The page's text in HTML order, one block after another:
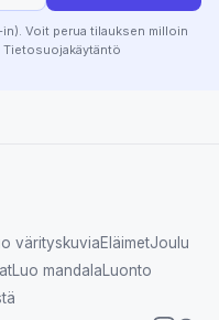
Voit perua tilauksen milloin
Tietosuojakäytäntö
värityskuviaEläimetJoulu
Luo mandalaLuonto